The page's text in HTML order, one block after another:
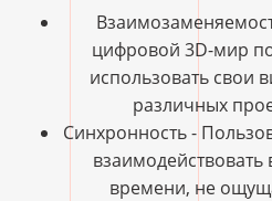
цифровой 3D-мир
использовать свои
различных
Синхронность -
времени, не